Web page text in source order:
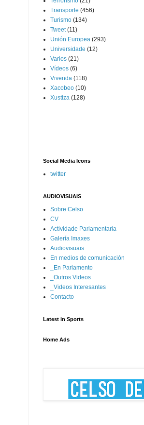
Transporte (456)
Turismo (134)
Tweet (11)
Unión Europea (293)
Universidade (12)
Varios (21)
Vídeos (6)
Vivenda (118)
Xacobeo (10)
Xustiza (128)
Social Media Icons
twitter
AUDIOVISUAIS
Sobre Celso
CV
Actividade Parlamentaria
Galería Imaxes
Audiovisuais
En medios de comunicación
_En Parlamento
_Outros Videos
_Videos Interesantes
Contacto
Latest in Sports
Home Ads